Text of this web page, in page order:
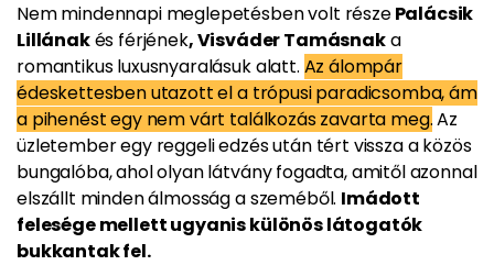
Nem mindennapi meglepetésben volt részePalácsik
Lillánakés férjének, Visváder Tamásnaka
romantikus luxusnyaralásuk alatt. Az álompár
édeskettesben utazott el a trópusi paradicsomba, ám
a pihenést egy nem várt találkozás zavarta meg.Az
üzletember egy reggeli edzés után tért vissza a közös
bungalóba, ahol olyan látvány fogadta, amitől azonnal
elszállt minden álmosság a szeméből. Imádott
felesége mellett ugyanis különös látogatók
bukkantak fel.